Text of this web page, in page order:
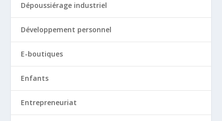
Dépoussiérage industriel
Développement personnel
E-boutiques
Enfants
Entrepreneuriat